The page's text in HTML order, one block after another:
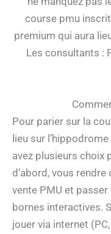
course pmu
premium qui aura
Les consultants :
Pour parier sur la
lieu sur
avez plusieurs choix
d’abord, vous
vente PMU et
bornes interactives.
jouer via internet